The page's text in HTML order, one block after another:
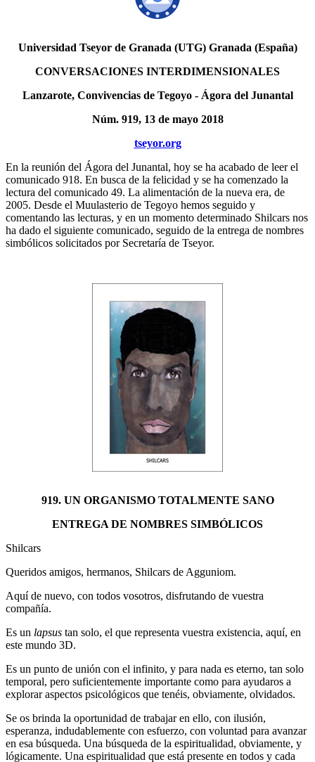
Universidad Tseyor de Granada (UTG) Granada (España)
CONVERSACIONES INTERDIMENSIONALES
Lanzarote, Convivencias de Tegoyo - Ágora del Junantal
Núm. 919, 13 de mayo 2018
tseyor.org
En la reunión del Ágora del Junantal, hoy se ha acabado de leer el
comunicado 918. En busca de la felicidad y se ha comenzado la
lectura del comunicado 49. La alimentación de la nueva era, de
2005. Desde el Muulasterio de Tegoyo hemos seguido y
comentando las lecturas, y en un momento determinado Shilcars nos
ha dado el siguiente comunicado, seguido de la entrega de nombres
simbólicos solicitados por Secretaría de Tseyor.
919. UN ORGANISMO TOTALMENTE SANO
ENTREGA DE NOMBRES SIMBÓLICOS
Shilcars
Queridos amigos, hermanos, Shilcars de Agguniom.
Aquí de nuevo, con todos vosotros, disfrutando de vuestra
compañía.
Es un lapsus tan solo, el que representa vuestra existencia, aquí, en
este mundo 3D.
Es un punto de unión con el infinito, y para nada es eterno, tan solo
temporal, pero suficientemente importante como para ayudaros a
explorar aspectos psicológicos que tenéis, obviamente, olvidados.
Se os brinda la oportunidad de trabajar en ello, con ilusión,
esperanza, indudablemente con esfuerzo, con voluntad para avanzar
en esa búsqueda. Una búsqueda de la espiritualidad, obviamente, y
lógicamente. Una espiritualidad que está presente en todos y cada